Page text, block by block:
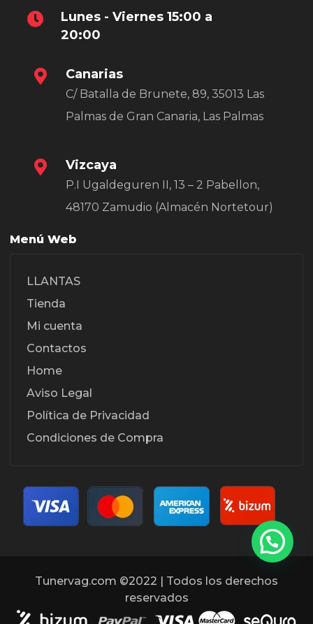
Lunes - Viernes 15:00 a
20:00
Canarias
C/ Batalla de Brunete, 89, 35013 Las
Palmas de Gran Canaria, Las Palmas
Vizcaya
P.I Ugaldeguren II, 13 – 2 Pabellon,
48170 Zamudio (Almacén Nortetour)
Menú Web
LLANTAS
Tienda
Mi cuenta
Contactos
Home
Aviso Legal
Política de Privacidad
Condiciones de Compra
Tunervag.com ©2022 | Todos los derechos
reservados